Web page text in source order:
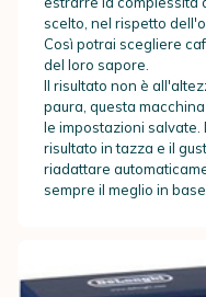
scelto, nel rispetto
Così potrai scegliere
del loro sapore.
Il risultato non è
paura, questa
le impostazioni
risultato in tazza e il
riadattare
sempre il meglio in